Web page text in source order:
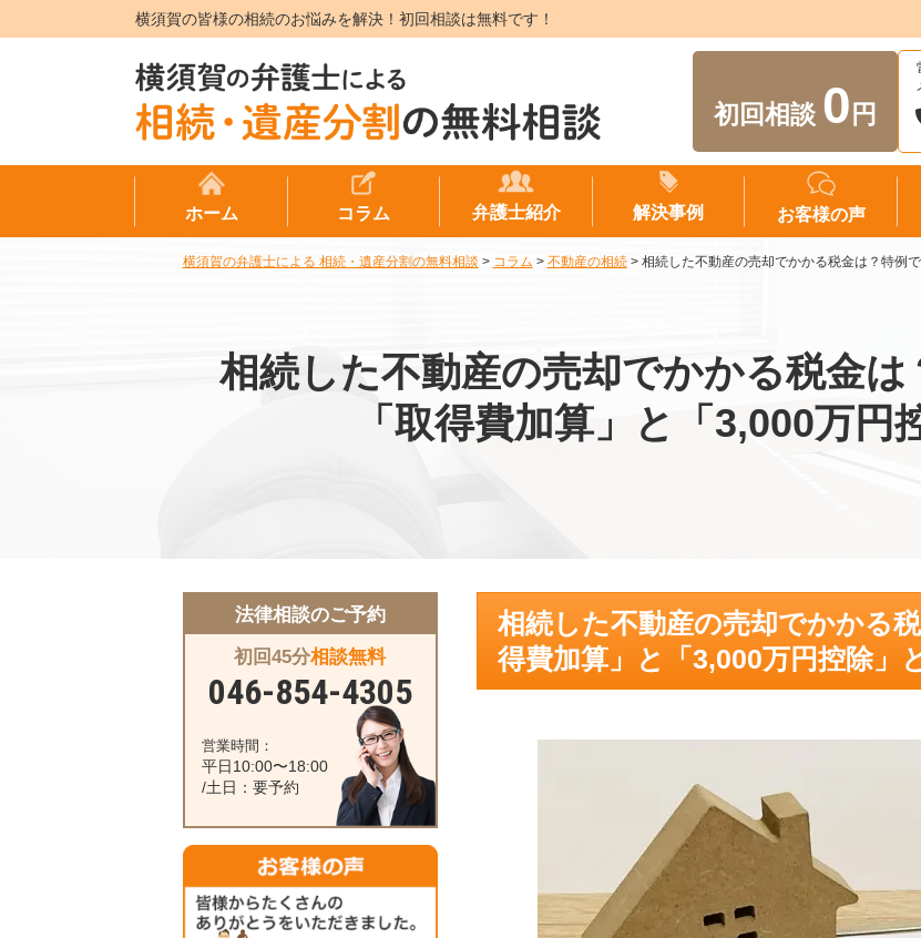
横須賀の皆様の相続のお悩みを解決！初回相談は無料です！
初回相談 0 円
ホーム コラム 弁護士紹介 解決事例 お客様の声
横須賀の弁護士による 相続・遺産分割の無料相談 > コラム > 不動産の相続> 相続した不動産の売却でかかる税金は？特例
相続した不動産の売却でかかる税金は
「取得費加算」と「3,000万円
法律相談のご予約
初回45分相談無料
046-854-4305
営業時間：
平日10:00〜18:00
/土日：要予約
相続した不動産の売却でかかる
得費加算」と「3,000万円控除」